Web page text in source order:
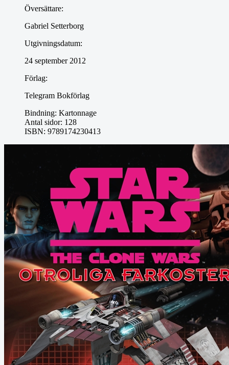
Översättare:
Gabriel Setterborg
Utgivningsdatum:
24 september 2012
Förlag:
Telegram Bokförlag
Bindning: Kartonnage
Antal sidor: 128
ISBN: 9789174230413